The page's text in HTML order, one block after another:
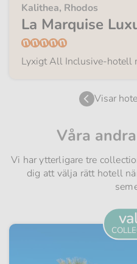
Kalithea, Rhodos
La Marquise
Lyxigt All Inclusive-hotell
Visar
Våra
Vi har ytterligare tre
dig att välja rätt hotell